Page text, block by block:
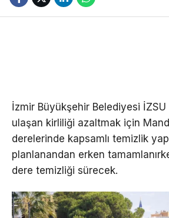
İzmir Büyükşehir Belediyesi İZSU
ulaşan kirliliği azaltmak için
derelerinde kapsamlı temizlik
planlanandan erken
dere temizliği sürecek.